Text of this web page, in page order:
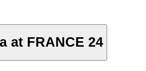
at FRANCE 24